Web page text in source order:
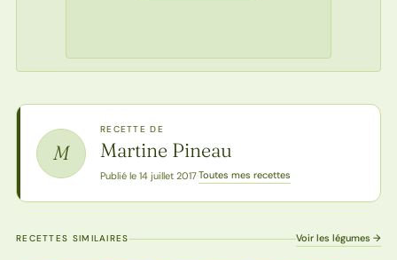
M
RECETTE DE
Martine Pineau
Publié le 14 juillet 2017·Toutes mes recettes
RECETTES SIMILAIRES Voir les légumes →